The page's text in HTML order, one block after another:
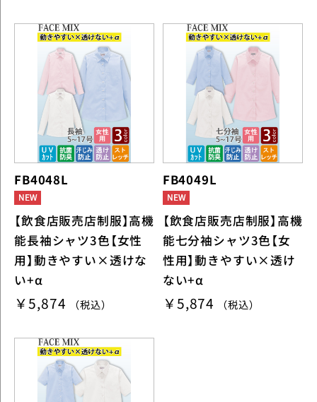
FB4048L
【飲食店販売店制服】高機
能長袖シャツ3色【女性
用】動きやすい×透けな
い+α
￥5,874 （税込）
FB4049L
【飲食店販売店制服】高機
能七分袖シャツ3色【女
性用】動きやすい×透け
ない+α
￥5,874 （税込）